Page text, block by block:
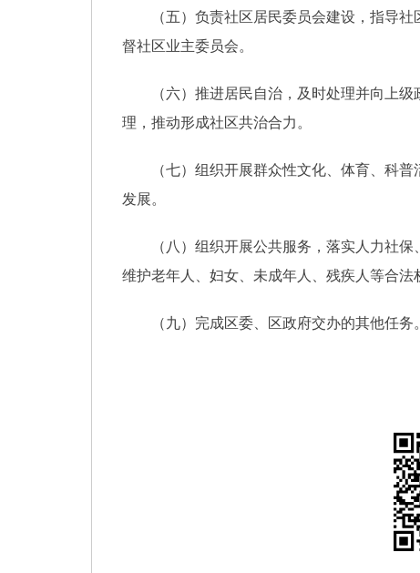
（五）负责社区居民委员会建设，指导
督社区业主委员会。
（六）推进居民自治，及时处理并向上
理，推动形成社区共治合力。
（七）组织开展群众性文化、体育、科
发展。
（八）组织开展公共服务，落实人力社
维护老年人、妇女、未成年人、残疾人等合法
（九）完成区委、区政府交办的其他任务。